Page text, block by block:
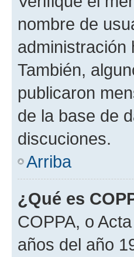
nombre de
administración
También,
publicaron
de la base de
discuciones.
Arriba
¿Qué es
COPPA, o
años del año